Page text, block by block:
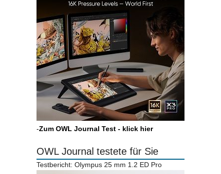
-Zum OWL Journal Test - klick hier
OWL Journal testete für Sie
Testbericht: Olympus 25 mm 1.2 ED Pro